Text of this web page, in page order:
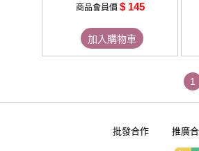
商品會員價 $ 145
加入購物車
1
批發合作 推廣